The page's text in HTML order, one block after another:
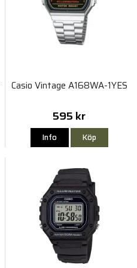
Casio Vintage A168WA-1YES
595 kr
Info Köp